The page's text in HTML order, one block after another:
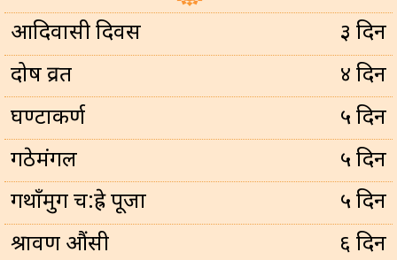
आदिवासी दिवस
३ दिन
प्रदोष व्रत
४ दिन
घण्टाकर्ण
५ दिन
गठेमंगल
५ दिन
गथाँमुग च:ह्रे पूजा
५ दिन
श्रावण औंसी
६ दिन